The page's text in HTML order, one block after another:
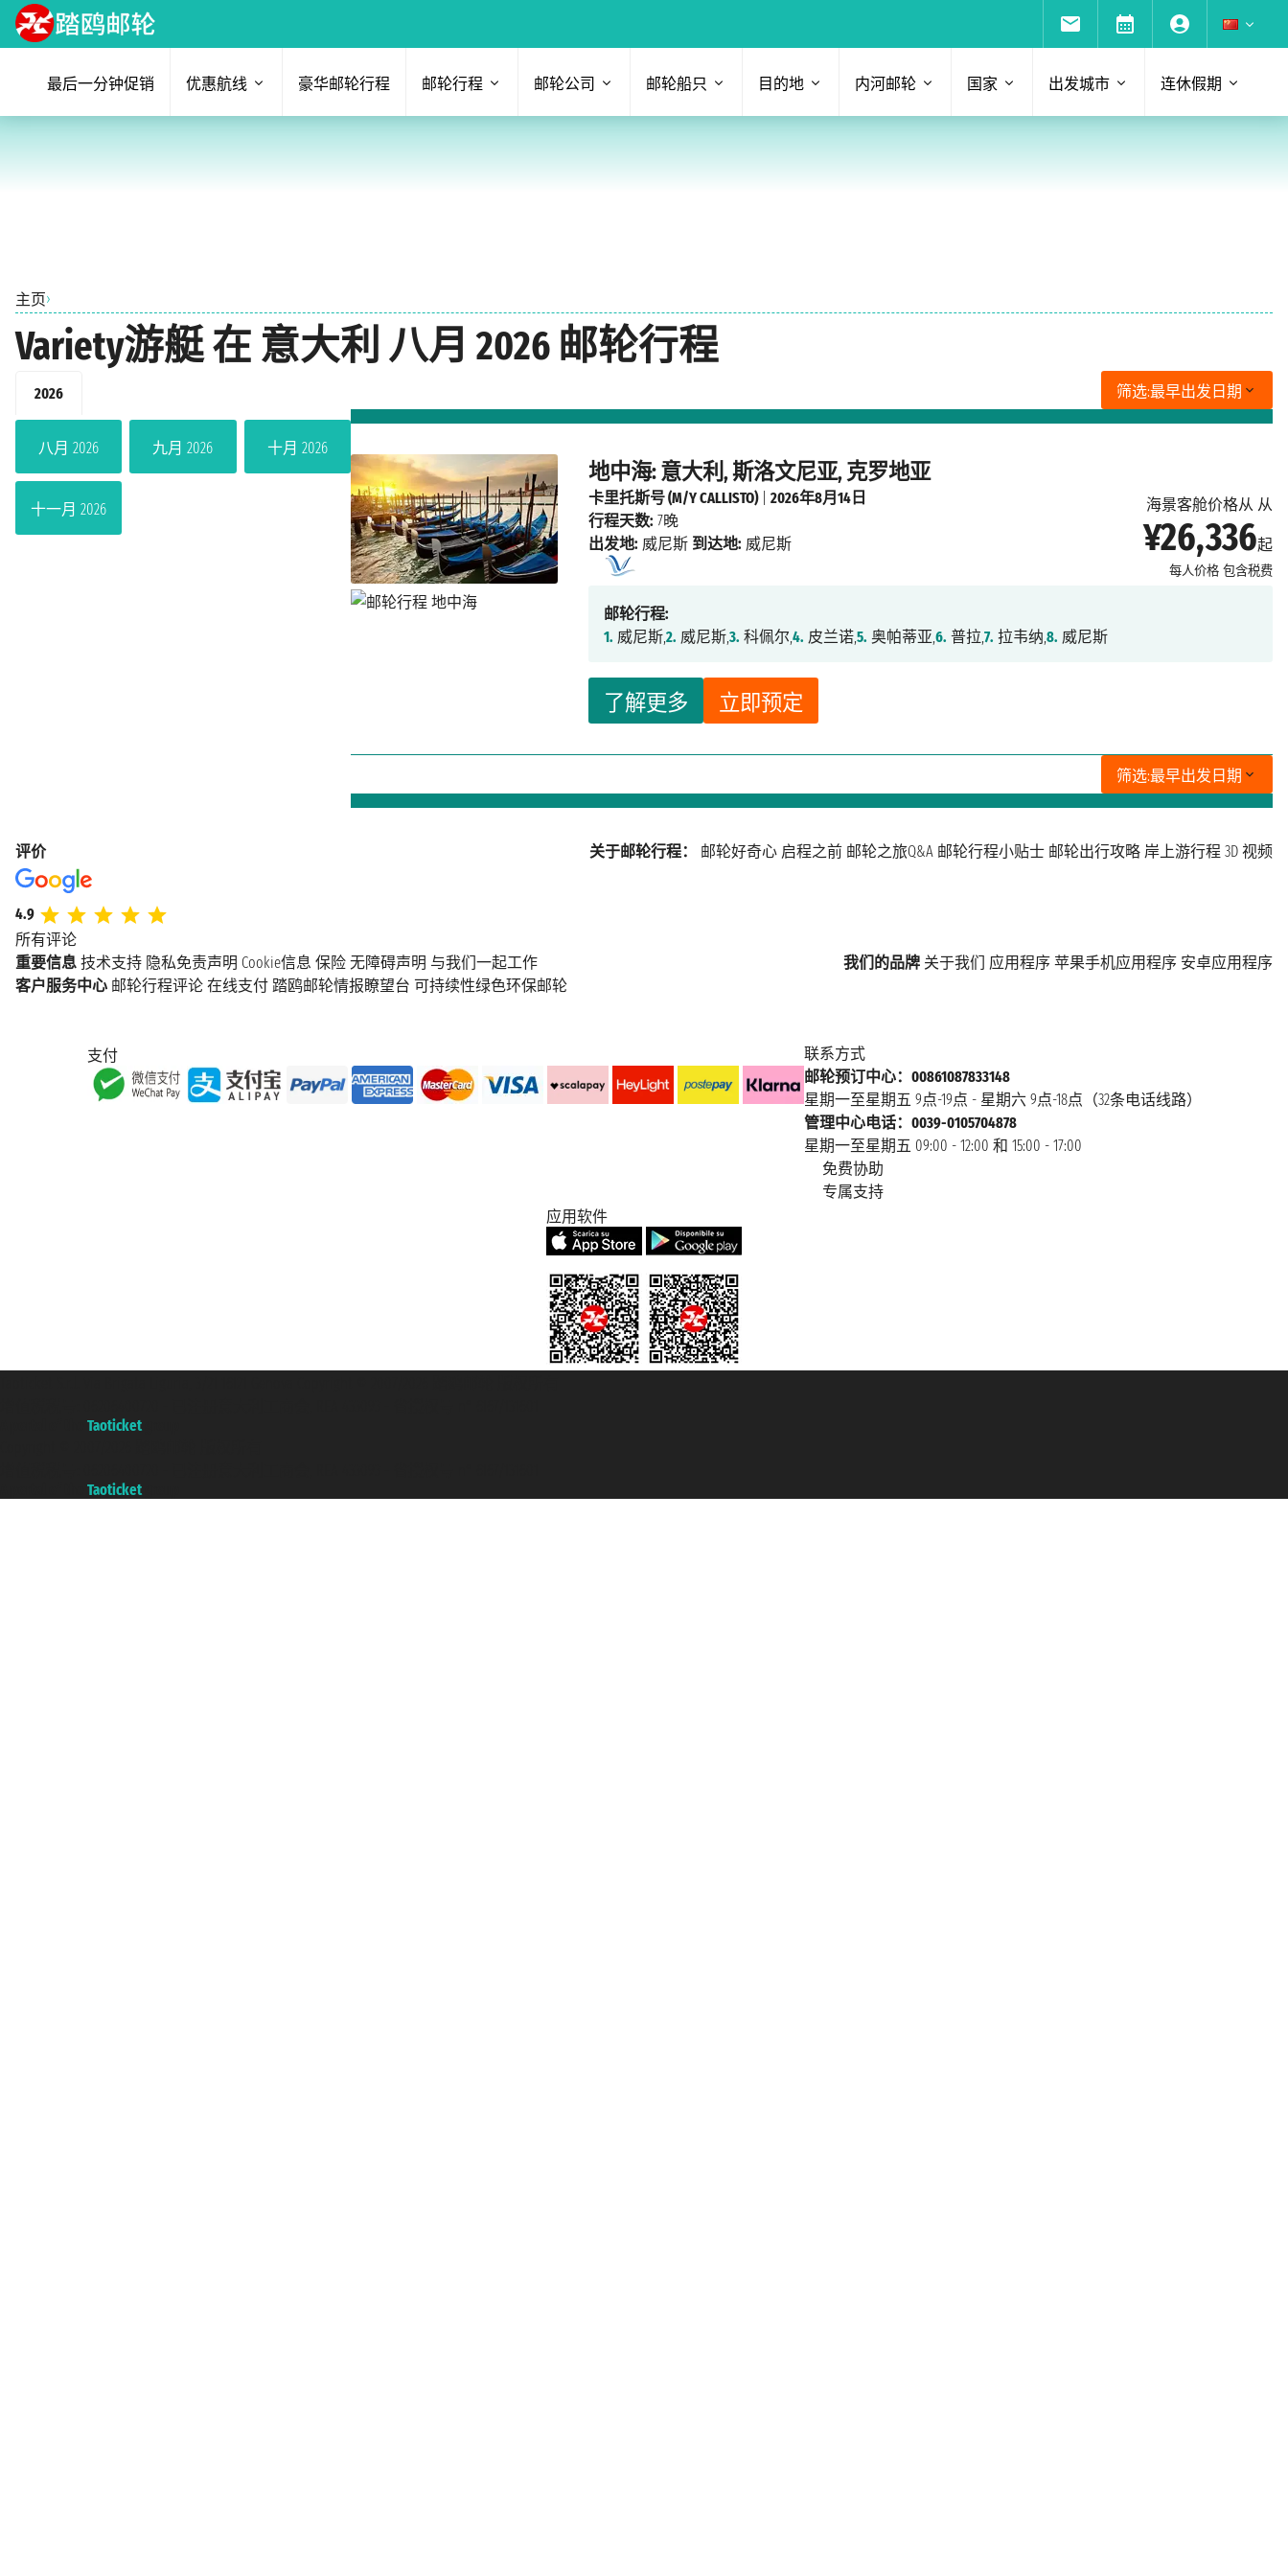
最后一分钟促销 优惠航线 豪华邮轮行程 邮轮行程 邮轮公司 邮轮船只 目的地 内河邮轮 国家 出发城市 连休假期
主页›
Variety游艇 在 意大利 八月 2026 邮轮行程
2026
八月 2026 九月 2026 十月 2026
十一月 2026
筛选:最早出发日期
地中海: 意大利, 斯洛文尼亚, 克罗地亚
海景客舱价格从 从
¥26,336起
每人价格 包含税费
了解更多 立即预定
卡里托斯号 (M/Y CALLISTO)|2026年8月14日
行程天数: 7晚
出发地: 威尼斯 到达地: 威尼斯
邮轮行程:
1. 威尼斯,2. 威尼斯,3. 科佩尔,4. 皮兰诺,5. 奥帕蒂亚,6. 普拉,7. 拉韦纳,8. 威尼斯
筛选:最早出发日期
评价
4.9
所有评论
关于邮轮行程： 邮轮好奇心 启程之前 邮轮之旅Q&A 邮轮行程小贴士 邮轮出行攻略 岸上游行程 3D 视频
重要信息 技术支持 隐私免责声明 Cookie信息 保险 无障碍声明 与我们一起工作 我们的品牌 关于我们 应用程序 苹果手机应用程序 安卓应用程序
客户服务中心 邮轮行程评论 在线支付 踏鸥邮轮情报瞭望台 可持续性绿色环保邮轮
支付
联系方式
邮轮预订中心：00861087833148
星期一至星期五 9点-19点 - 星期六 9点-18点（32条电话线路）
管理中心电话：0039-0105704878
星期一至星期五 09:00 - 12:00 和 15:00 - 17:00
免费协助
专属支持
应用软件
Taoticket
Taoticket